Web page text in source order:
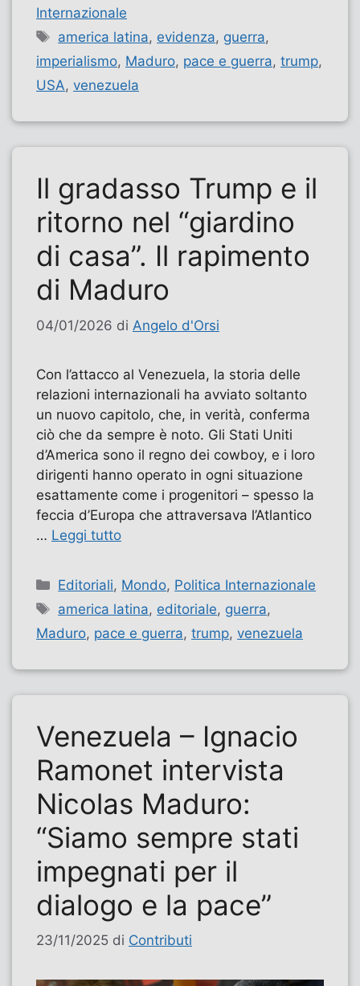
Internazionale
Tag
america latina, evidenza, guerra,
imperialismo, Maduro, pace e guerra, trump,
USA, venezuela
Il gradasso Trump e il
ritorno nel “giardino
di casa”. Il rapimento
di Maduro
04/01/2026 di Angelo d'Orsi
Con l’attacco al Venezuela, la storia delle
relazioni internazionali ha avviato soltanto
un nuovo capitolo, che, in verità, conferma
ciò che da sempre è noto. Gli Stati Uniti
d’America sono il regno dei cowboy, e i loro
dirigenti hanno operato in ogni situazione
esattamente come i progenitori – spesso la
feccia d’Europa che attraversava l’Atlantico
… Leggi tutto
Categorie
Editoriali, Mondo, Politica Internazionale
Tag
america latina, editoriale, guerra,
Maduro, pace e guerra, trump, venezuela
Venezuela – Ignacio
Ramonet intervista
Nicolas Maduro:
“Siamo sempre stati
impegnati per il
dialogo e la pace”
23/11/2025 di Contributi